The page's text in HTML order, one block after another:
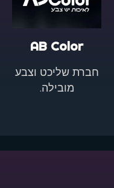
AB Color
חברת שליכט וצבע
מובילה.